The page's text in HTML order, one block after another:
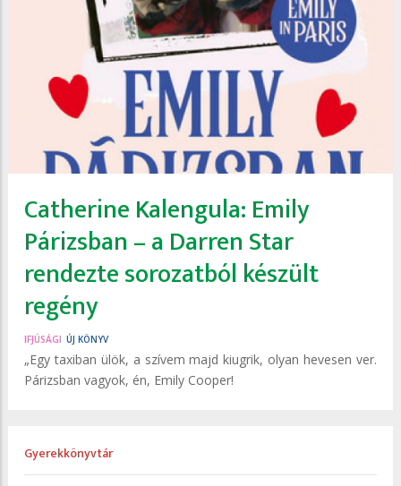
Catherine Kalengula: Emily
Párizsban – a Darren Star
rendezte sorozatból készült
regény
IFJÚSÁGI ÚJ KÖNYV
„Egy taxiban ülök, a szívem majd kiugrik, olyan hevesen ver.
Párizsban vagyok, én, Emily Cooper!
Gyerekkönyvtár